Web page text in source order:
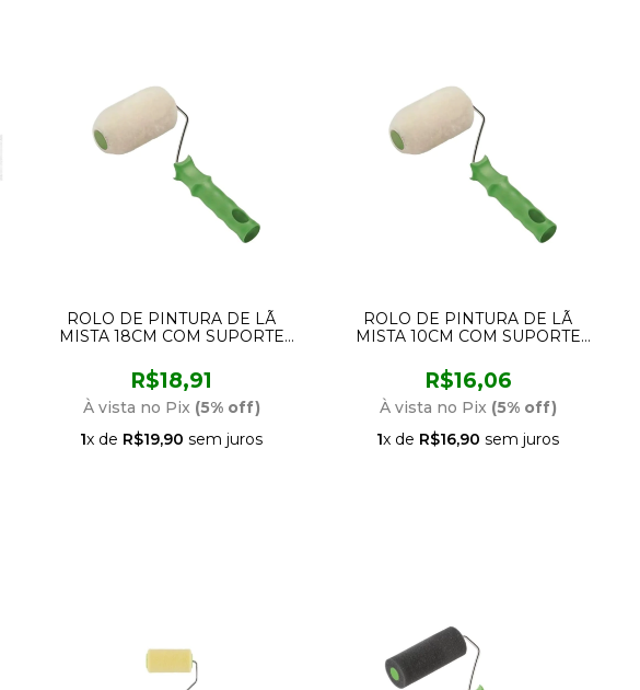
ROLO DE PINTURA DE LÃ
MISTA 18CM COM SUPORTE
R$18,91
À vista no Pix (5% off)
1x de R$19,90 sem juros
ROLO DE PINTURA DE LÃ
MISTA 10CM COM SUPORTE
R$16,06
À vista no Pix (5% off)
1x de R$16,90 sem juros